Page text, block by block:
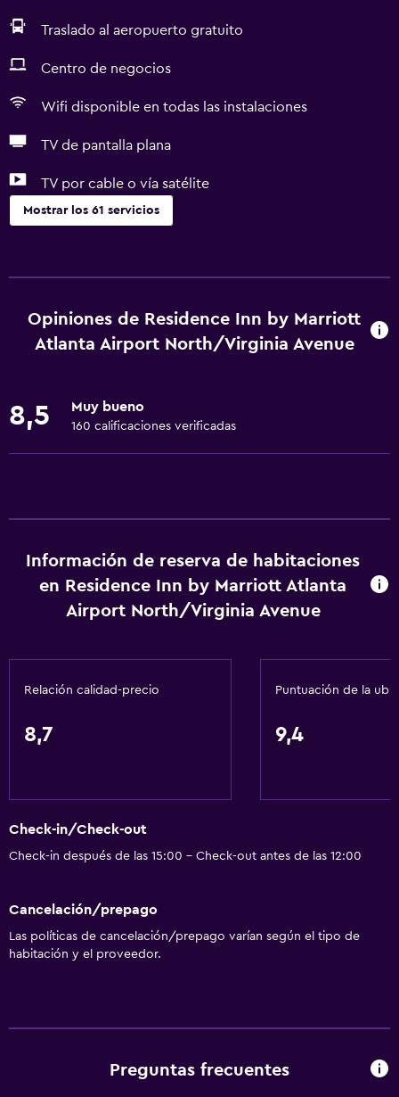
Traslado al aeropuerto gratuito
Centro de negocios
Wifi disponible en todas las instalaciones
TV de pantalla plana
TV por cable o vía satélite
Mostrar los 61 servicios
Unidad accesible para personas en silla de ruedas
Mascotas permitidas bajo consulta (pueden aplicar cargos
extra)
Hipoalergénico
Servicios y facilidades
Centro de negocios
Servicio de despertador
Caja fuerte
Check-out exprés
Lavavajillas
Microondas
Nevera
Comedor
Cocina
Opiniones de Residence Inn by Marriott
Atlanta Airport North/Virginia Avenue
8,5 Muy bueno
160 calificaciones verificadas
Información de reserva de habitaciones
en Residence Inn by Marriott Atlanta
Airport North/Virginia Avenue
Relación calidad-precio
8,7
Puntuación de la
9,4
Check-in/Check-out
Check-in después de las 15:00 - Check-out antes de las 12:00
Cancelación/prepago
Las políticas de cancelación/prepago varían según el tipo de
habitación y el proveedor.
Preguntas frecuentes